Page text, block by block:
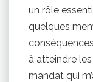
un rôle
quelques
à atteindre
mandat qui